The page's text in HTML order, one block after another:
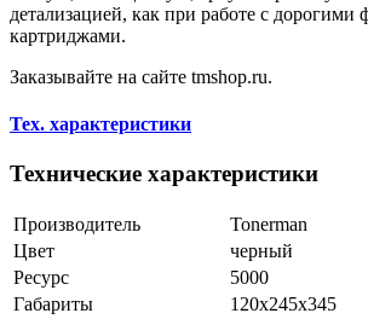
детализацией, как при работе с
картриджами.
Заказывайте на сайте tmshop.ru.
Тех. характеристики
Технические характеристики
Производитель
Tonerman
Цвет
черный
Ресурс
5000
Габариты
120x245x345